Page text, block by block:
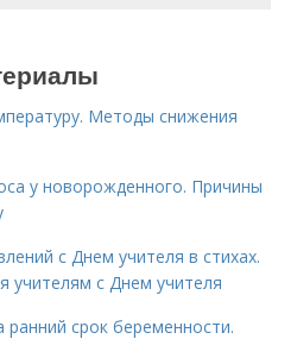
Методы снижения
у новорожденного. Причины
с Днем учителя в стихах.
учителям с Днем учителя
ранний срок беременности.